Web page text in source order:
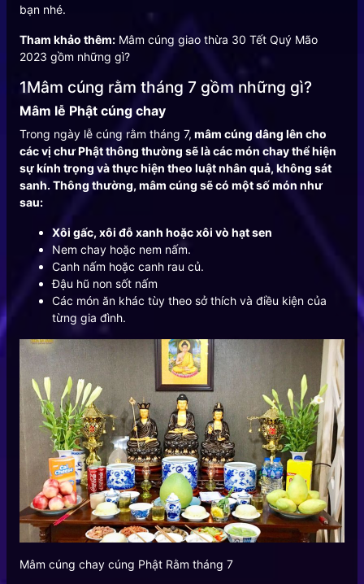
bạn nhé.
Tham khảo thêm: Mâm cúng giao thừa 30 Tết Quý Mão
2023 gồm những gì?
1Mâm cúng rằm tháng 7 gồm những gì?
Mâm lễ Phật cúng chay
Trong ngày lễ cúng rằm tháng 7, mâm cúng dâng lên cho
các vị chư Phật thông thường sẽ là các món chay thể hiện
sự kính trọng và thực hiện theo luật nhân quả, không sát
sanh. Thông thường, mâm cúng sẽ có một số món như
sau:
Xôi gấc, xôi đỗ xanh hoặc xôi vò hạt sen
Nem chay hoặc nem nấm.
Canh nấm hoặc canh rau củ.
Đậu hũ non sốt nấm
Các món ăn khác tùy theo sở thích và điều kiện của
từng gia đình.
Mâm cúng chay cúng Phật Rằm tháng 7